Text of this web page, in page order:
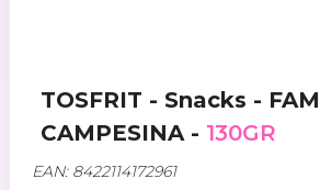
TOSFRIT - Snacks -
CAMPESINA - 130GR
EAN: 8422114172961